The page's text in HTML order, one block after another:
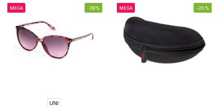
MEGA -29%
UNI
MEGA -25%